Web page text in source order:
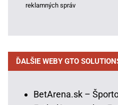
reklamných správ
ĎALŠIE WEBY GTO
BetArena.sk –